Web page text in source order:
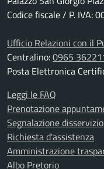
Codice fiscale / P. IVA:
Ufficio Relazioni con il
Centralino:0965
Posta Elettronica
Leggi le FAQ
Prenotazione
Segnalazione disservizio
Richiesta d'assistenza
Amministrazione
Albo Pretorio